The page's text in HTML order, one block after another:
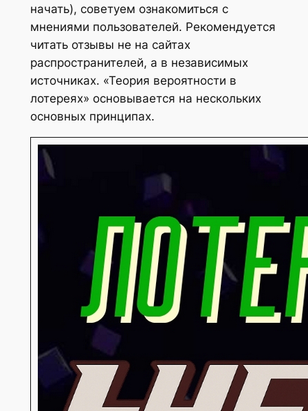
начать), советуем ознакомиться с
мнениями пользователей. Рекомендуется
читать отзывы не на сайтах
распространителей, а в независимых
источниках. «Теория вероятности в
лотереях» основывается на нескольких
основных принципах.